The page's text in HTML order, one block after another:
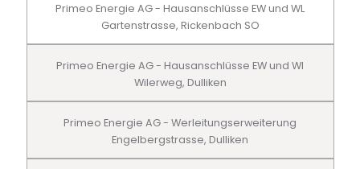
Primeo Energie AG - Hausanschlüsse EW und WL
Gartenstrasse, Rickenbach SO
Primeo Energie AG - Hausanschlüsse EW und Wl
Wilerweg, Dulliken
Primeo Energie AG - Werleitungserweiterung
Engelbergstrasse, Dulliken